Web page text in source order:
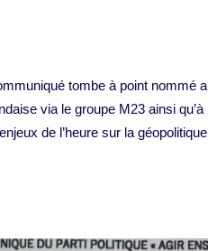
tombe à point nommé
via le groupe M23 ainsi
de l’heure sur la